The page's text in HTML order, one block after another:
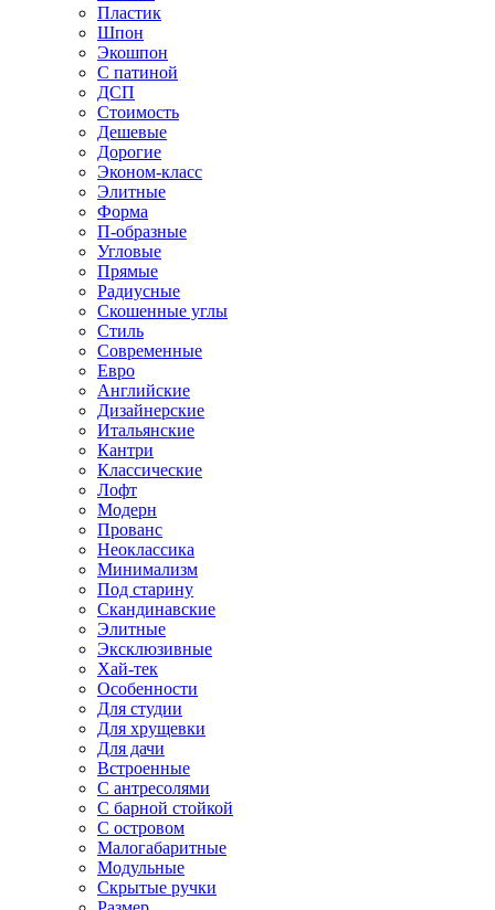
Пластик
Шпон
Экошпон
С патиной
ДСП
Стоимость
Дешевые
Дорогие
Эконом-класс
Элитные
Форма
П-образные
Угловые
Прямые
Радиусные
Скошенные углы
Стиль
Современные
Евро
Английские
Дизайнерские
Итальянские
Кантри
Классические
Лофт
Модерн
Прованс
Неоклассика
Минимализм
Под старину
Скандинавские
Элитные
Эксклюзивные
Хай-тек
Особенности
Для студии
Для хрущевки
Для дачи
Встроенные
С антресолями
С барной стойкой
С островом
Малогабаритные
Модульные
Скрытые ручки